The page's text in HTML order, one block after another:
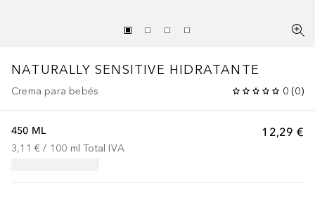
NATURALLY SENSITIVE HIDRATANTE
Crema para bebés 0 (0)
12,29 €
450 ML
3,11 € / 100 ml Total IVA